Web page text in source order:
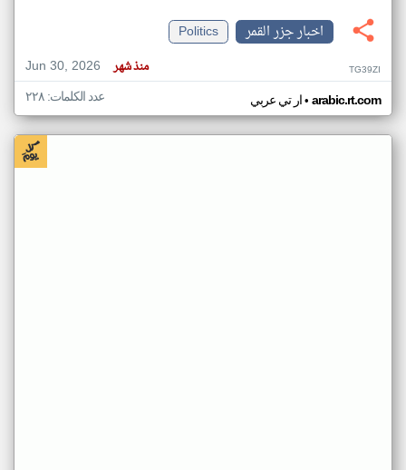
اخبار جزر القمر
Politics
Jun 30, 2026
منذ شهر TG39ZI
ار تي عربي• arabic.rt.com عدد الكلمات: ٢٢٨